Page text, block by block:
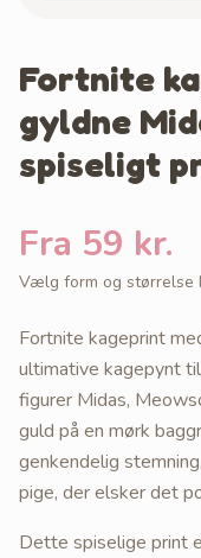
Fortnite
gyldne
spiseligt
Fra 59 kr.
Vælg form og størrelse
Fortnite kageprint
ultimative kagepynt
figurer Midas,
guld på en mørk
genkendelig
pige, der elsker det
Dette spiselige print